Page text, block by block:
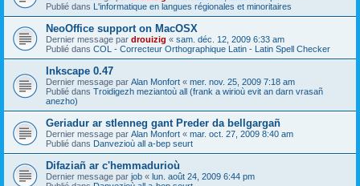
Publié dans L'informatique en langues régionales et minoritaires
NeoOffice support on MacOSX
Dernier message par drouizig « sam. déc. 12, 2009 6:33 am
Publié dans COL - Correcteur Orthographique Latin - Latin Spell Checker
Inkscape 0.47
Dernier message par Alan Monfort « mer. nov. 25, 2009 7:18 am
Publié dans Troidigezh meziantoù all (frank a wirioù evit an darn vrasañ
anezho)
Geriadur ar stlenneg gant Preder da bellgargañ
Dernier message par Alan Monfort « mar. oct. 27, 2009 8:40 am
Publié dans Danvezioù all a-bep seurt
Difaziañ ar c'hemmadurioù
Dernier message par job « lun. août 24, 2009 6:44 pm